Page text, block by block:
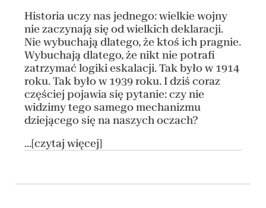
Historia uczy nas jednego: wielkie wojny
nie zaczynają się od wielkich deklaracji.
Nie wybuchają dlatego, że ktoś ich pragnie.
Wybuchają dlatego, że nikt nie potrafi
zatrzymać logiki eskalacji. Tak było w 1914
roku. Tak było w 1939 roku. I dziś coraz
częściej pojawia się pytanie: czy nie
widzimy tego samego mechanizmu
dziejącego się na naszych oczach?
...[czytaj więcej]